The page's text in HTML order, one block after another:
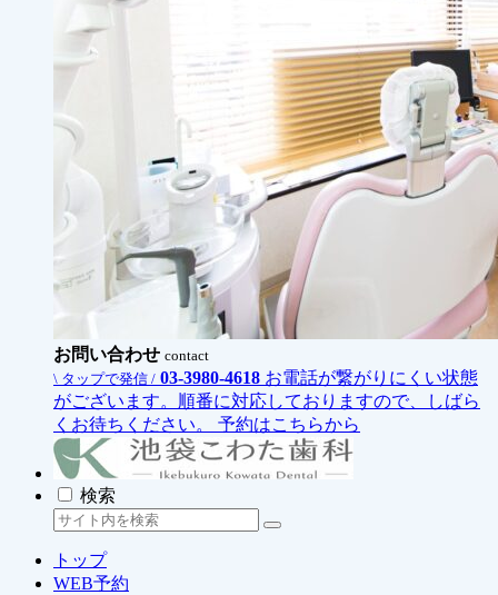
お問い合わせ contact
\ タップで発信 / 03-3980-4618 お電話が繋がりにくい状態
がございます。順番に対応しておりますので、しばら
くお待ちください。
予約はこちらから
検索
トップ
WEB予約